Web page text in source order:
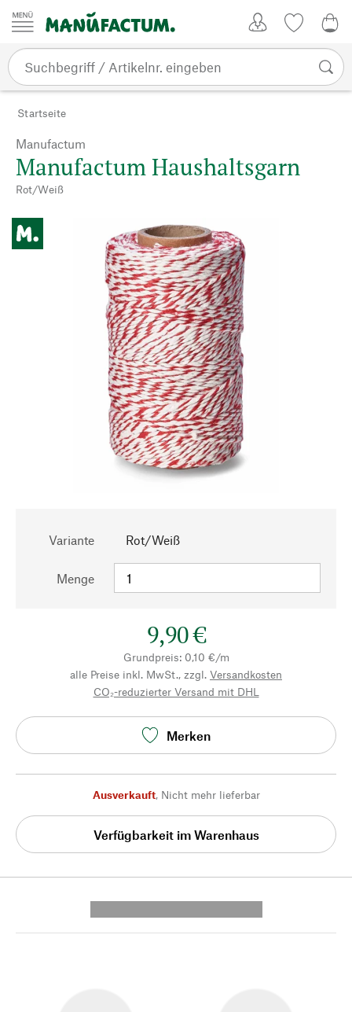
Zum Inhalt springen
Startseite
Manufactum
Manufactum Haushaltsgarn
Rot/Weiß
Variante Rot/Weiß
Menge
9,90 €
Grundpreis: 0,10 €/m
alle Preise inkl. MwSt., zzgl. Versandkosten
CO₂-reduzierter Versand mit DHL
Merken
Ausverkauft, Nicht mehr lieferbar
Verfügbarkeit im Warenhaus